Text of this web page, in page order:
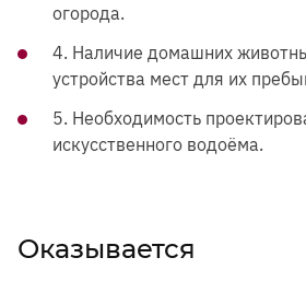
огорода.
4. Наличие домашних
устройства мест для их
5. Необходимость
искусственного водоёма.
Оказывается